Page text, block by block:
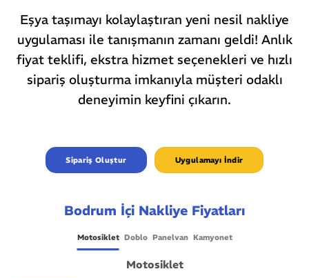
Eşya taşımayı kolaylaştıran yeni nesil nakliye
uygulaması ile tanışmanın zamanı geldi! Anlık
fiyat teklifi, ekstra hizmet seçenekleri ve hızlı
sipariş oluşturma imkanıyla müşteri odaklı
deneyimin keyfini çıkarın.
Sipariş Oluştur Uygulamayı İndir
Bodrum İçi Nakliye Fiyatları
Motosiklet Doblo Panelvan Kamyonet
Motosiklet